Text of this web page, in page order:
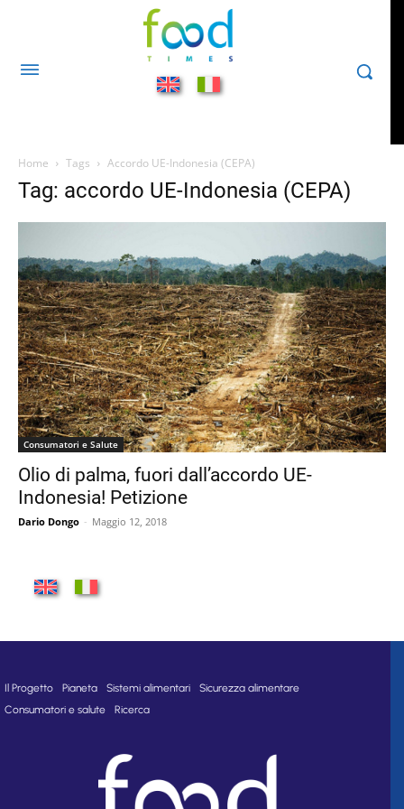
Home Tags Accordo UE-Indonesia (CEPA)
Tag: accordo UE-Indonesia (CEPA)
Consumatori e Salute
Olio di palma, fuori dall’accordo UE-
Indonesia! Petizione
Dario Dongo - Maggio 12, 2018
Il Progetto Pianeta Sistemi alimentari
Sicurezza alimentare
Consumatori e salute
Ricerca